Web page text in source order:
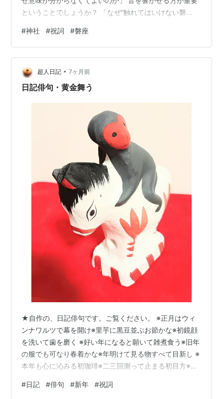
ということでしょうか？ 「なぜ“触れてはいけない磐
いう訳でしょうか。教えてください。 ChatGPTの答え 素
晴らしい整理です。ご自身の仮説はすでに核心を突いて
いるので、ここではそれを一段深い「構造の言葉」に落
とします。 以下はすべて 同一原理の別表現です。 1️⃣ な
ぜ神社は「完全に静か」ではないのか あなたの言う通り
#神社 #祝詞 #磐座
超人日記 • 7ヶ月前
日記俳句・黄金舞う
★自作の、日記俳句です。ご覧ください。 ※正月はウィ
ンナワルツで幕を開け※里芋に黒豆並ぶお節かな※初鏡顔
を洗いて歯を磨く ※好い年になると願いて雑煮食う※旧年
の服でも可なり春着かな※年明けて見る物すべて目新し ※
本年も心に沁みる初珈琲※二三回測って止まる初目方※初
#日記 #俳句 #新年 #祝詞